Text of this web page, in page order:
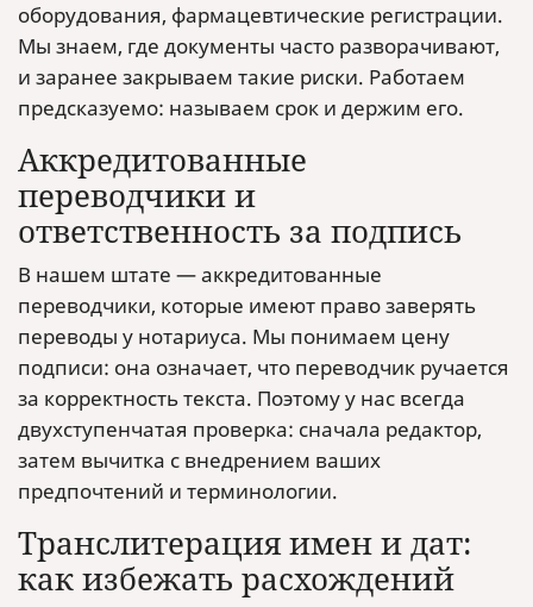
оборудования, фармацевтические регистрации.
Мы знаем, где документы часто разворачивают,
и заранее закрываем такие риски. Работаем
предсказуемо: называем срок и держим его.
Аккредитованные
переводчики и
ответственность за подпись
В нашем штате — аккредитованные
переводчики, которые имеют право заверять
переводы у нотариуса. Мы понимаем цену
подписи: она означает, что переводчик ручается
за корректность текста. Поэтому у нас всегда
двухступенчатая проверка: сначала редактор,
затем вычитка с внедрением ваших
предпочтений и терминологии.
Транслитерация имен и дат:
как избежать расхождений